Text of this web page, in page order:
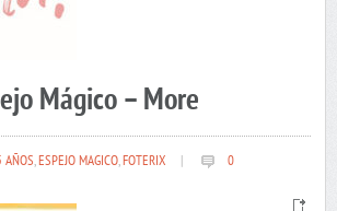
Mágico – More
AÑOS,ESPEJO MAGICO,FOTERIX 0